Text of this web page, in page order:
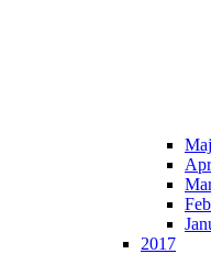
Maj
2017